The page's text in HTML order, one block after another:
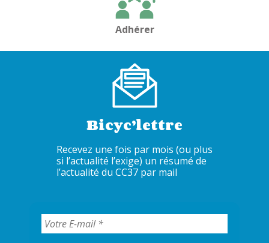
Adhérer
Bicyc’lettre
Recevez une fois par mois (ou plus
si l’actualité l’exige) un résumé de
l’actualité du CC37 par mail